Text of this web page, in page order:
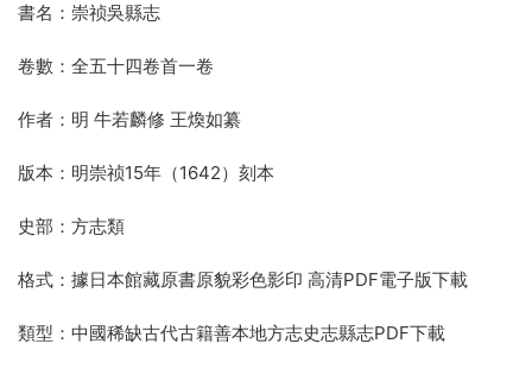
書名：崇祯吳縣志
卷數：全五十四卷首一卷
作者：明 牛若麟修 王煥如纂
版本：明崇祯15年（1642）刻本
史部：方志類
格式：據日本館藏原書原貌彩色影印 高清PDF電子版下載
類型：中國稀缺古代古籍善本地方志史志縣志PDF下載